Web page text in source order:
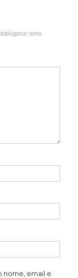
sono
nome, email e